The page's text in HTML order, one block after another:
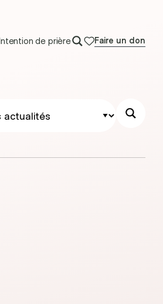
Intention de prière Faire un don